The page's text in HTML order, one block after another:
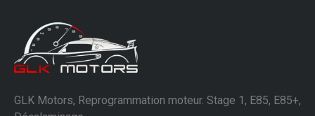
GLK Motors, Reprogrammation moteur. Stage 1, E85, E85+,